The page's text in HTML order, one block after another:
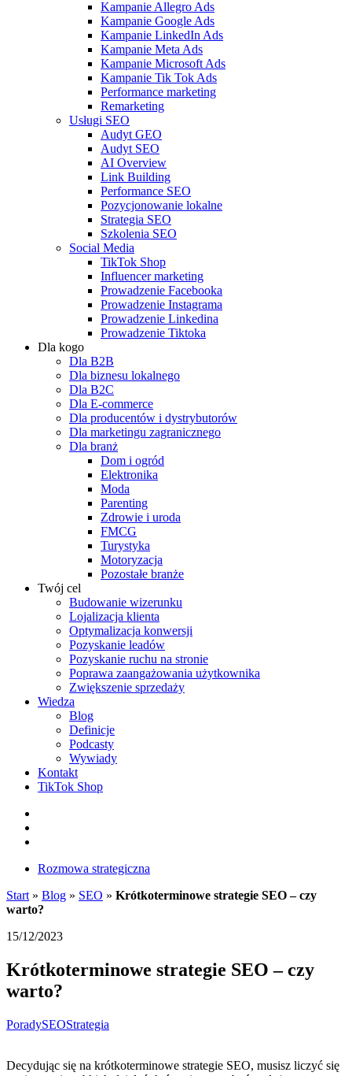
Kampanie Allegro Ads
Kampanie Google Ads
Kampanie LinkedIn Ads
Kampanie Meta Ads
Kampanie Microsoft Ads
Kampanie Tik Tok Ads
Performance marketing
Remarketing
Usługi SEO
Audyt GEO
Audyt SEO
AI Overview
Link Building
Performance SEO
Pozycjonowanie lokalne
Strategia SEO
Szkolenia SEO
Social Media
TikTok Shop
Influencer marketing
Prowadzenie Facebooka
Prowadzenie Instagrama
Prowadzenie Linkedina
Prowadzenie Tiktoka
Dla kogo
Dla B2B
Dla biznesu lokalnego
Dla B2C
Dla E-commerce
Dla producentów i dystrybutorów
Dla marketingu zagranicznego
Dla branż
Dom i ogród
Elektronika
Moda
Parenting
Zdrowie i uroda
FMCG
Turystyka
Motoryzacja
Pozostałe branże
Twój cel
Budowanie wizerunku
Lojalizacja klienta
Optymalizacja konwersji
Pozyskanie leadów
Pozyskanie ruchu na stronie
Poprawa zaangażowania użytkownika
Zwiększenie sprzedaży
Wiedza
Blog
Definicje
Podcasty
Wywiady
Kontakt
TikTok Shop
Rozmowa strategiczna
Start » Blog » SEO » Krótkoterminowe strategie SEO – czy
warto?
15/12/2023
Krótkoterminowe strategie SEO – czy
warto?
PoradySEOStrategia
Decydując się na krótkoterminowe strategie SEO, musisz liczyć się